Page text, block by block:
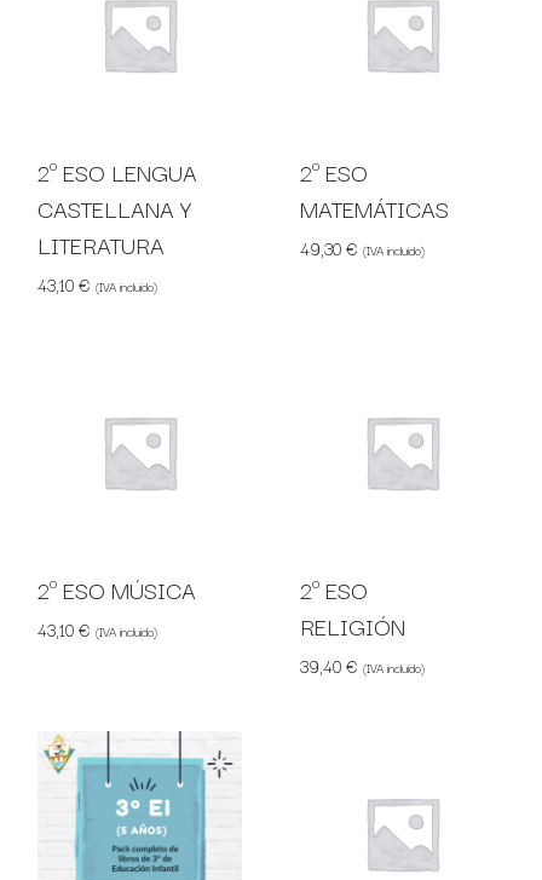
2º ESO LENGUA
CASTELLANA Y
LITERATURA
43,10€ (IVA incluido)
2º ESO
MATEMÁTICAS
49,30€ (IVA incluido)
2º ESO MÚSICA
43,10€ (IVA incluido)
2º ESO
RELIGIÓN
39,40€ (IVA incluido)